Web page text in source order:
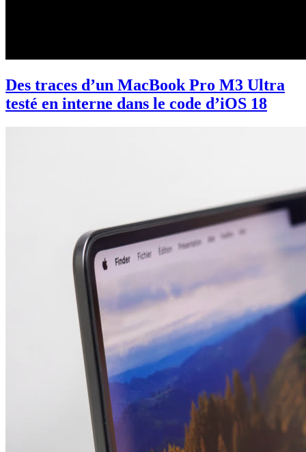
Des traces d’un MacBook Pro M3 Ultra
testé en interne dans le code d’iOS 18